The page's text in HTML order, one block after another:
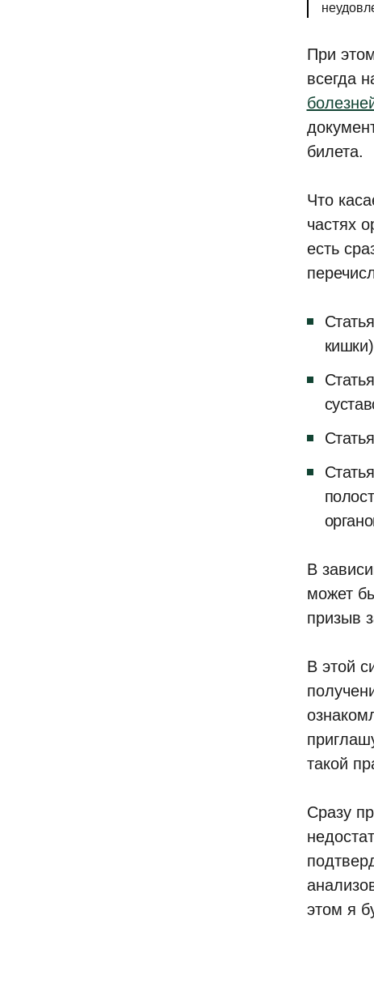
При
всегда
билета.
Что
частях
есть
В
может
призыв
В этой
такой
Сразу
этом я